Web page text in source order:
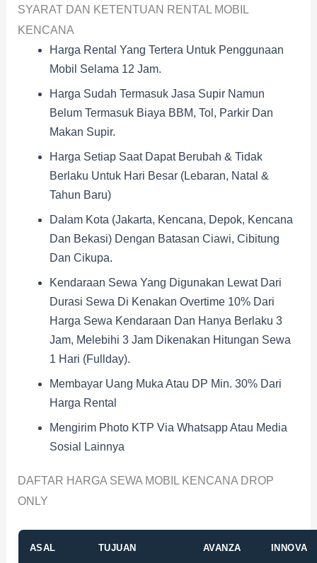
SYARAT DAN KETENTUAN RENTAL MOBIL
KENCANA
Harga Rental Yang Tertera Untuk Penggunaan
Mobil Selama 12 Jam.
Harga Sudah Termasuk Jasa Supir Namun
Belum Termasuk Biaya BBM, Tol, Parkir Dan
Makan Supir.
Harga Setiap Saat Dapat Berubah & Tidak
Berlaku Untuk Hari Besar (Lebaran, Natal &
Tahun Baru)
Dalam Kota (Jakarta, Kencana, Depok, Kencana
Dan Bekasi) Dengan Batasan Ciawi, Cibitung
Dan Cikupa.
Kendaraan Sewa Yang Digunakan Lewat Dari
Durasi Sewa Di Kenakan Overtime 10% Dari
Harga Sewa Kendaraan Dan Hanya Berlaku 3
Jam, Melebihi 3 Jam Dikenakan Hitungan Sewa
1 Hari (fullday).
Membayar Uang Muka Atau DP Min. 30% Dari
Harga Rental
Mengirim Photo KTP Via Whatsapp Atau Media
Sosial Lainnya
DAFTAR HARGA SEWA MOBIL KENCANA DROP
ONLY
ASAL TUJUAN AVANZA INNOVA